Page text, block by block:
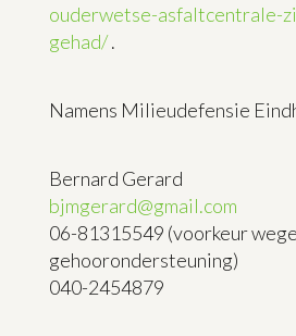
ouderwetse-asfaltcentrale-
gehad/.
Namens Milieudefensie
Bernard Gerard
bjmgerard@gmail.com
06-81315549 (voorkeur
gehoorondersteuning)
040-2454879